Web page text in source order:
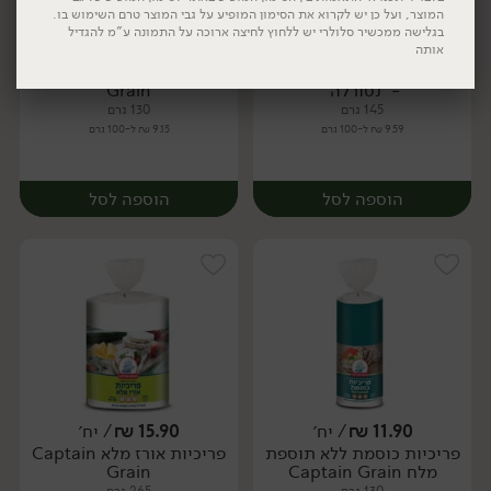
- ׳נטורלה׳
145 גרם
9.59 ₪ ל-100 גרם
הוספה לסל
Grain
130 גרם
9.15 ₪ ל-100 גרם
הוספה לסל
יח׳
11.90
₪/ יח׳
פריכיות כוסמת ללא תוספת
מלח Captain Grain
15.90
₪/ יח׳
פריכיות אורז מלא Captain
Grain
המוצר, ועל כן יש לקרוא את הסימון המופיע על גבי המוצר טרם השימוש בו.
בגלישה ממכשיר סלולרי יש ללחוץ לחיצה ארוכה על התמונה ע"מ להגדיל
אותה